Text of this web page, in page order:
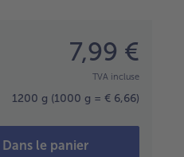
7,99 €
TVA incluse
1200 g (1000 g = € 6,66)
Dans le panier